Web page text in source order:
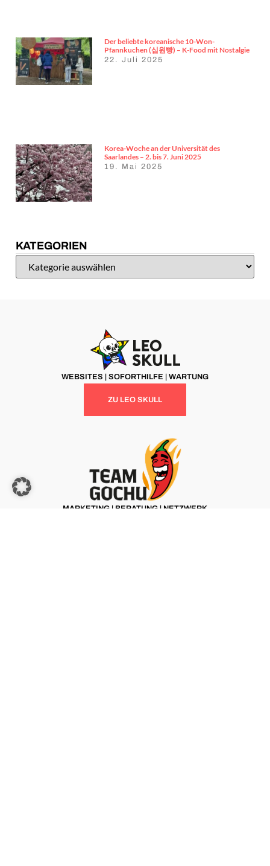
Der beliebte koreanische 10-Won-
Pfannkuchen (십원빵) – K-Food mit Nostalgie
22. Juli 2025
Korea-Woche an der Universität des
Saarlandes – 2. bis 7. Juni 2025
19. Mai 2025
KATEGORIEN
WEBSITES | SOFORTHILFE | WARTUNG
ZU LEO SKULL
MARKETING | BERATUNG | NETZWERK